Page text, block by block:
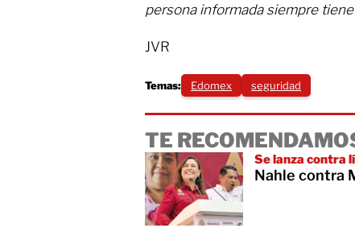
persona informada siempre tiene
JVR
Temas: Edomex seguridad
TE
Se lanza contra
Nahle contra